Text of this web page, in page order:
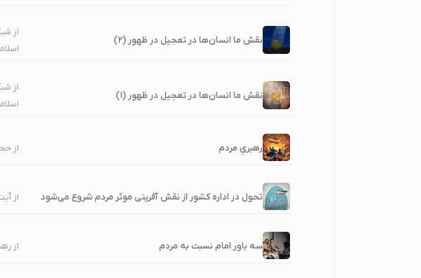
نقش ما انسان‌ها در تعجیل در ظهور (۲)
از
نقش ما انسان‌ها در تعجیل در ظهور (۱)
از
رهبریِ مردم از
تحول در اداره کشور از نقش آفرینی موثر مردم شروع می‌شود از
سه باور امام نسبت به مردم از